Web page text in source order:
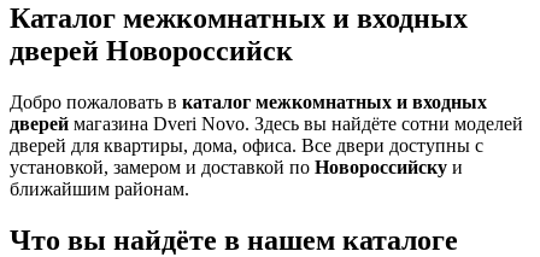
Каталог межкомнатных и входных
дверей Новороссийск
Добро пожаловать в каталог межкомнатных и входных
дверей магазина Dveri Novo. Здесь вы найдёте сотни моделей
дверей для квартиры, дома, офиса. Все двери доступны с
установкой, замером и доставкой по Новороссийску и
ближайшим районам.
Что вы найдёте в нашем каталоге